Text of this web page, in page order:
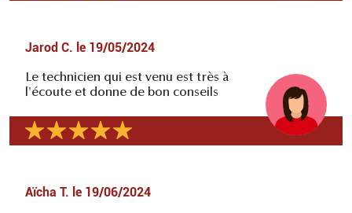
Jarod C. le 19/05/2024
Le technicien qui est venu est très à
l'écoute et donne de bon conseils
Aïcha T. le 19/06/2024